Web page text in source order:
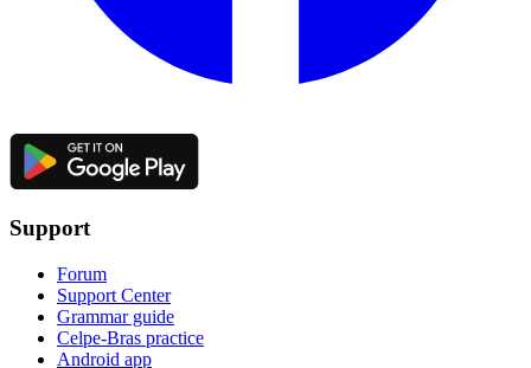
Support
Forum
Support Center
Grammar guide
Celpe-Bras practice
Android app